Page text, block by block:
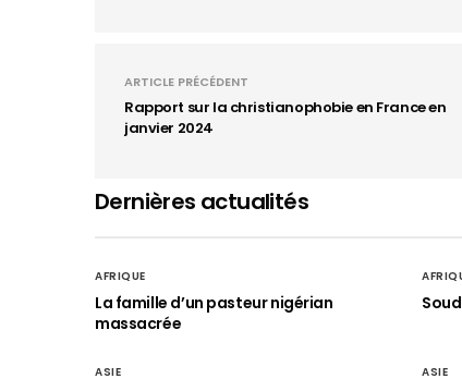
ARTICLE PRÉCÉDENT
Rapport sur la christianophobie en France en
janvier 2024
Dernières actualités
AFRIQUE
La famille d’un pasteur nigérian
massacrée
ASIE ASIE